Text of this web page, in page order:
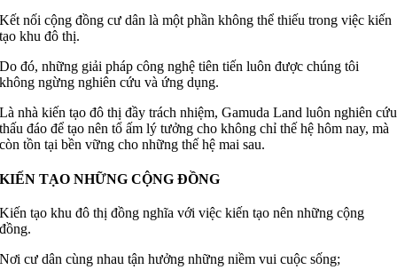
Kết nối cộng đồng cư dân là một phần không thể thiếu trong việc kiến
tạo khu đô thị.
Do đó, những giải pháp công nghệ tiên tiến luôn được chúng tôi
không ngừng nghiên cứu và ứng dụng.
Là nhà kiến tạo đô thị đầy trách nhiệm, Gamuda Land luôn nghiên cứu
thấu đáo để tạo nên tổ ấm lý tưởng cho không chỉ thế hệ hôm nay, mà
còn tồn tại bền vững cho những thế hệ mai sau.
KIẾN TẠO NHỮNG CỘNG ĐỒNG
Kiến tạo khu đô thị đồng nghĩa với việc kiến tạo nên những cộng
đồng.
Nơi cư dân cùng nhau tận hưởng những niềm vui cuộc sống;